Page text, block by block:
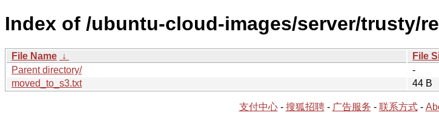
Index of /ubuntu-cloud-images/server/trusty/
File Name ↓ File
Parent directory/
-
moved_to_s3.txt
44 B
支付中心- 搜狐招聘- 广告服务 - 联系方式-